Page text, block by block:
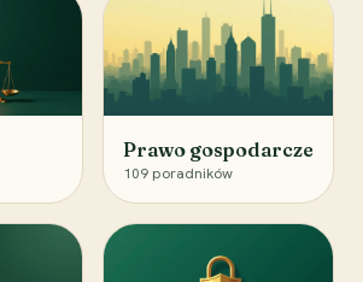
Prawo gospodarcze
109 poradników